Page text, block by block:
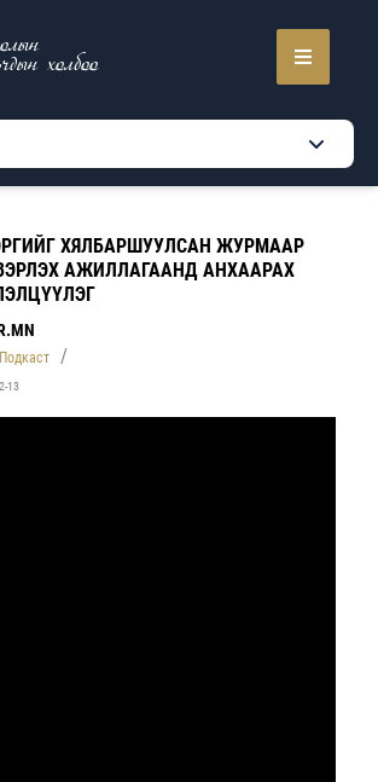
холбоо
ХЯЛБАРШУУЛСАН ЖУРМААР
АЖИЛЛАГААНД АНХААРАХ
13